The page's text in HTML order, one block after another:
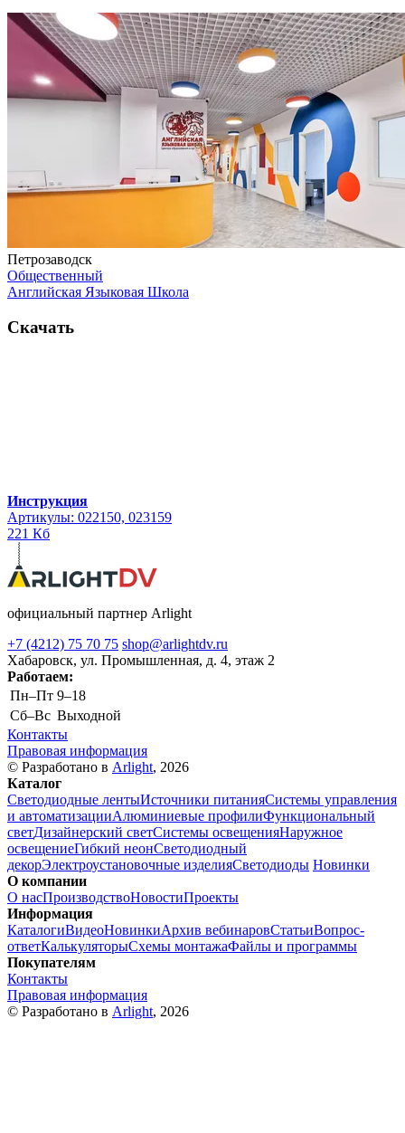
Петрозаводск
Общественный
Английская Языковая Школа
Скачать
Инструкция
Артикулы: 022150, 023159
221 Кб
официальный партнер Arlight
+7 (4212) 75 70 75 shop@arlightdv.ru
Хабаровск, ул. Промышленная, д. 4, этаж 2
Работаем:
Пн–Пт 9–18
Cб–Вс Выходной
Контакты
Правовая информация
© Разработано в Arlight, 2026
Каталог
Светодиодные лентыИсточники питанияСистемы управления
и автоматизацииАлюминиевые профилиФункциональный
светДизайнерский светСистемы освещенияНаружное
освещениеГибкий неонСветодиодный
декорЭлектроустановочные изделияСветодиоды Новинки
О компании
О насПроизводствоНовостиПроекты
Информация
КаталогиВидеоНовинкиАрхив вебинаровСтатьиВопрос-
ответКалькуляторыСхемы монтажаФайлы и программы
Покупателям
Контакты
Правовая информация
© Разработано в Arlight, 2026